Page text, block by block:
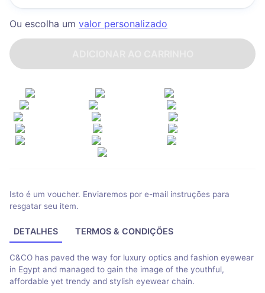
Ou escolha um valor personalizado
Isto é um voucher. Enviaremos por e-mail instruções para
resgatar seu item.
DETALHES TERMOS & CONDIÇÕES
C&CO has paved the way for luxury optics and fashion eyewear
in Egypt and managed to gain the image of the youthful,
affordable yet trendy and stylish eyewear chain.